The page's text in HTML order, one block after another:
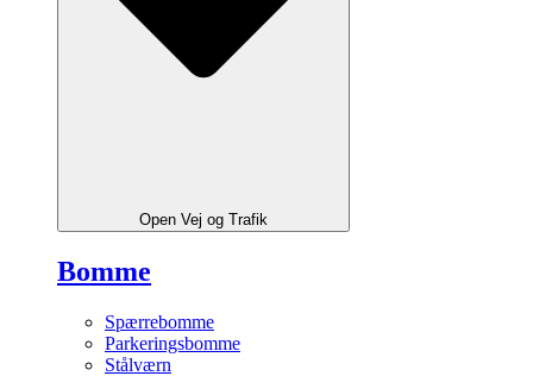
Open Vej og Trafik
Bomme
Spærrebomme
Parkeringsbomme
Stålværn